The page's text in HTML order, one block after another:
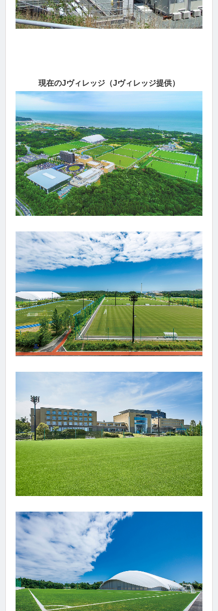
現在のJヴィレッジ（Jヴィレッジ提供）